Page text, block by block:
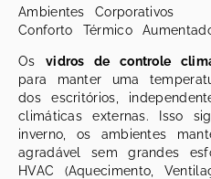
Ambientes Corporativos
Conforto Térmico
Os vidros de controle
para manter uma
dos escritórios,
climáticas externas. Isso
inverno, os ambientes
agradável sem grandes
HVAC (Aquecimento,